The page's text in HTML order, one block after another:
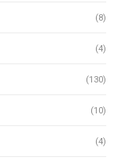
(8)
(4)
(130)
(10)
(4)